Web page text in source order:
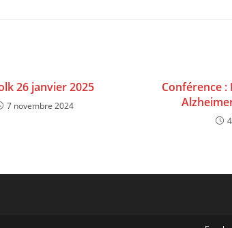
26 janvier 2025
7 novembre 2024
Conférence